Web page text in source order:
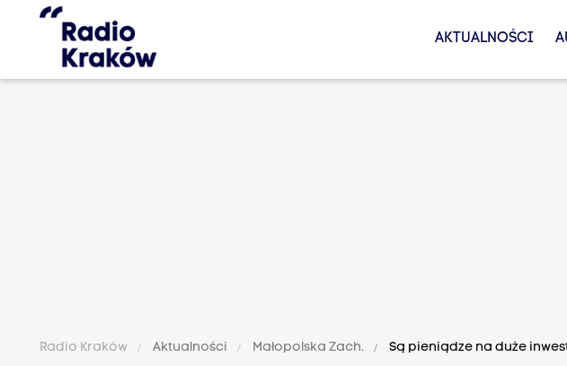
AKTUALNOŚCI
Radio Kraków Aktualności Małopolska Zach. Są pieniądze na duże